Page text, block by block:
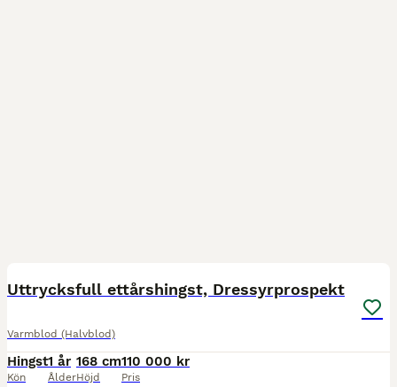
Uttrycksfull ettårshingst, Dressyrprospekt
Varmblod (Halvblod)
Hingst
Kön
1 år
Ålder
168 cm
Höjd
110 000 kr
Pris